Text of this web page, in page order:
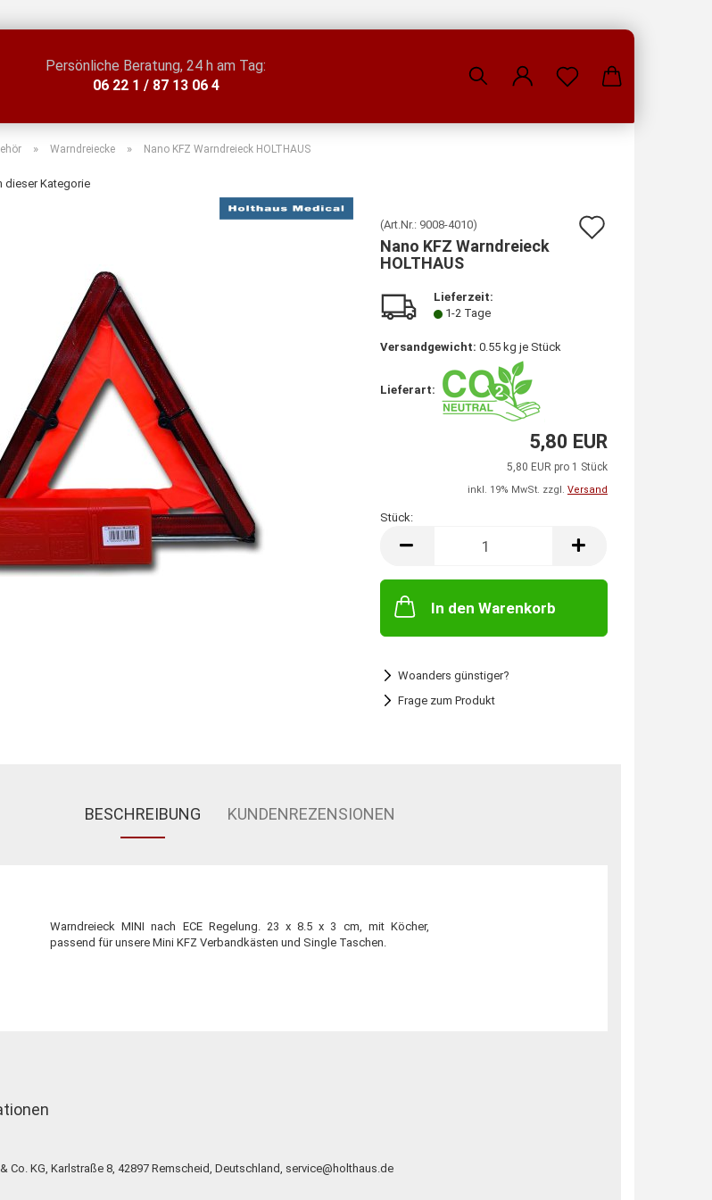
Persönliche Beratung, 24 h am Tag:
06 22 1 / 87 13 06 4
» Warndreiecke » Nano KFZ Warndreieck HOLTHAUS
dieser Kategorie
(Art.Nr.: 9008-4010)
Nano KFZ Warndreieck
HOLTHAUS
Lieferzeit:
1-2 Tage
Versandgewicht: 0.55kg je Stück
Lieferart:
5,80 EUR
5,80 EUR pro 1 Stück
inkl. 19% MwSt. zzgl. Versand
Stück:
Stück
In den Warenkorb
Woanders günstiger?
Frage zum Produkt
BESCHREIBUNG KUNDENREZENSIONEN
Warndreieck MINI nach ECE Regelung. 23 x 8.5 x 3 cm, mit Köcher,
passend für unsere Mini KFZ Verbandkästen und Single Taschen.
Co. KG, Karlstraße 8, 42897 Remscheid, Deutschland, service@holthaus.de